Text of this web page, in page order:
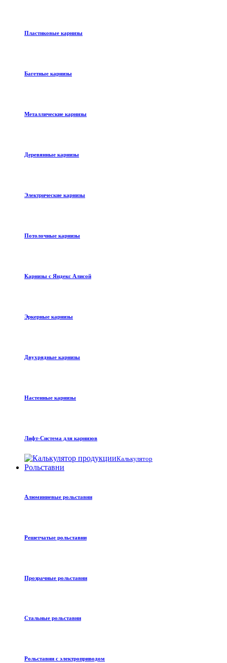
Пластиковые карнизы
Багетные карнизы
Металлические карнизы
Деревянные карнизы
Электрические карнизы
Потолочные карнизы
Карнизы с Яндекс Алисой
Эркерные карнизы
Двухрядные карнизы
Настенные карнизы
Лифт-Система для карнизов
Калькулятор
Рольставни
Алюминиевые рольставни
Решетчатые рольставни
Прозрачные рольставни
Стальные рольставни
Рольставни с электроприводом